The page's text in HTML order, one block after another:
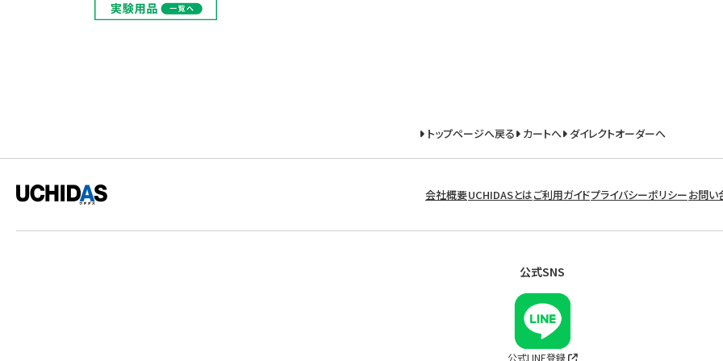
トップページへ戻る カートへ ダイレクトオーダーへ
会社概要UCHIDASとはご利用ガイドプライバシーポリシーお問い
公式SNS
公式LINE登録